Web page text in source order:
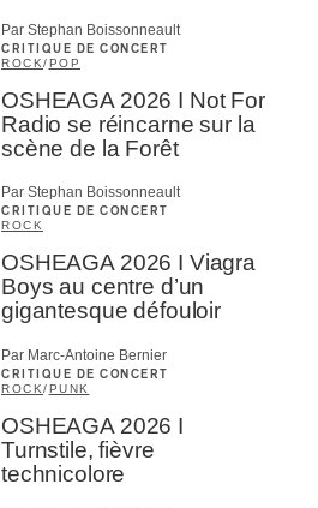
Par Stephan Boissonneault
CRITIQUE DE CONCERT
ROCK/POP
OSHEAGA 2026 I Not For
Radio se réincarne sur la
scène de la Forêt
Par Stephan Boissonneault
CRITIQUE DE CONCERT
ROCK
OSHEAGA 2026 I Viagra
Boys au centre d’un
gigantesque défouloir
Par Marc-Antoine Bernier
CRITIQUE DE CONCERT
ROCK/PUNK
OSHEAGA 2026 I
Turnstile, fièvre
technicolore